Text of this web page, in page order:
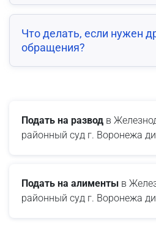
Что делать, если нужен
обращения?
Подать на развод в
районный суд г. Воронежа
Подать на алименты в
районный суд г. Воронежа